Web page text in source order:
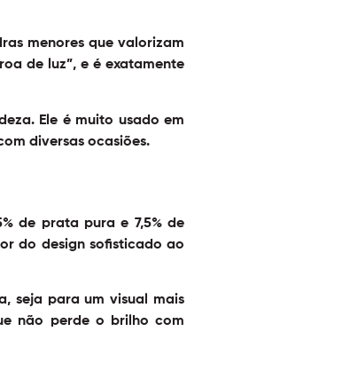
menores que valorizam
de luz”, e é exatamente
Ele é muito usado em
diversas ocasiões.
de prata pura e 7,5% de
do design sofisticado ao
seja para um visual mais
não perde o brilho com